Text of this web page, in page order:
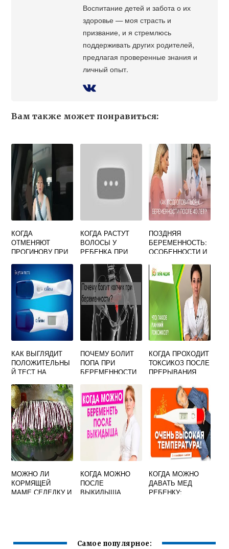
Воспитание детей и забота о их
здоровье — моя страсть и
призвание, и я стремлюсь
поддерживать других родителей,
предлагая проверенные знания и
личный опыт.
Вам также может понравиться:
КОГДА
ОТМЕНЯЮТ
ПРОГИНОВУ ПРИ
ПОСЛЕ ЭКО
КОГДА РАСТУТ
ВОЛОСЫ У
РЕБЕНКА ПРИ
ПОЗДНЯЯ
БЕРЕМЕННОСТЬ:
ОСОБЕННОСТИ И
ГОТОВИТЬСЯ
КАК ВЫГЛЯДИТ
ПОЛОЖИТЕЛЬНЫ
Й ТЕСТ НА
ФОТО CLEARBLUE
ПОЧЕМУ БОЛИТ
ПОПА ПРИ
БЕРЕМЕННОСТИ
КОГДА ПРОХОДИТ
ТОКСИКОЗ ПОСЛЕ
ПРЕРЫВАНИЯ
МОЖНО ЛИ
КОРМЯЩЕЙ
МАМЕ СЕЛЕДКУ И
КОГДА МОЖНО
ПОСЛЕ
ВЫКИДЫША
КОГДА МОЖНО
ДАВАТЬ МЕД
РЕБЕНКУ:
Самое популярное: